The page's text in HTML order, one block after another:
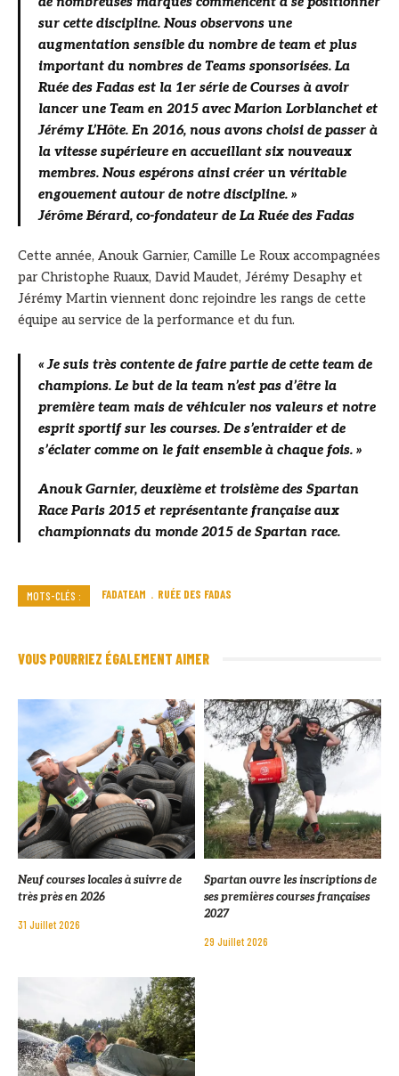
sur cette discipline. Nous observons une
augmentation sensible du nombre de team et plus
important du nombres de Teams sponsorisées. La
Ruée des Fadas est la 1er série de Courses à avoir
lancer une Team en 2015 avec Marion Lorblanchet et
Jérémy L’Hôte. En 2016, nous avons choisi de passer à
la vitesse supérieure en accueillant six nouveaux
membres. Nous espérons ainsi créer un véritable
engouement autour de notre discipline. »
Jérôme Bérard, co-fondateur de La Ruée des Fadas
Cette année, Anouk Garnier, Camille Le Roux accompagnées
par Christophe Ruaux, David Maudet, Jérémy Desaphy et
Jérémy Martin viennent donc rejoindre les rangs de cette
équipe au service de la performance et du fun.
« Je suis très contente de faire partie de cette team de
champions. Le but de la team n’est pas d’être la
première team mais de véhiculer nos valeurs et notre
esprit sportif sur les courses. De s’entraider et de
s’éclater comme on le fait ensemble à chaque fois. »
Anouk Garnier, deuxième et troisième des Spartan
Race Paris 2015 et représentante française aux
championnats du monde 2015 de Spartan race.
MOTS-CLÉS : FADATEAM RUÉE DES FADAS
VOUS POURRIEZ ÉGALEMENT AIMER
Neuf courses locales à suivre de
très près en 2026
31 Juillet 2026
Spartan ouvre les inscriptions de
ses premières courses françaises
2027
29 Juillet 2026